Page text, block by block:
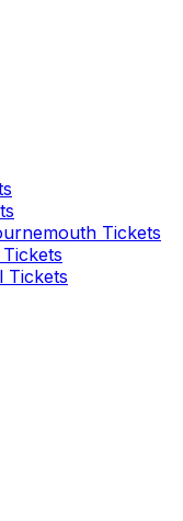
Tickets
Tickets
Tickets